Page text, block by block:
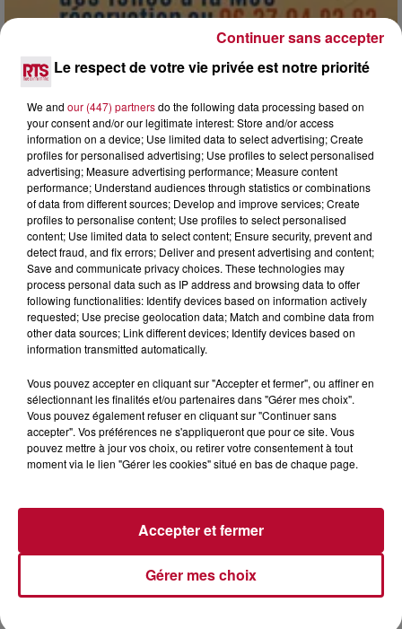
7 août 2026
DINER CONCERT À LA MJC DE MARSEILLAN
6 août 2026
NÎMES : « LE RÊVE DU GLADIATEUR » INVESTIT
LES ARÈNES CES 3...
Après un franc succès l'été dernier, le spectacle « Le Rêve
Le respect de votre vie privée est notre priorité
We and our (447) partnersdo the following data processing based on
your consent and/or our legitimate interest: Store and/or access
information on a device; Use limited data to select advertising; Create
profiles for personalised advertising; Use profiles to select personalised
advertising; Measure advertising performance; Measure content
performance; Understand audiences through statistics or combinations
of data from different sources; Develop and improve services; Create
profiles to personalise content; Use profiles to select personalised
content; Use limited data to select content; Ensure security, prevent and
detect fraud, and fix errors; Deliver and present advertising and content;
Save and communicate privacy choices. These technologies may
process personal data such as IP address and browsing data to offer
following functionalities: Identify devices based on information actively
requested; Use precise geolocation data; Match and combine data from
other data sources; Link different devices; Identify devices based on
information transmitted automatically.
Vous pouvez accepter en cliquant sur "Accepter et fermer", ou affiner en
sélectionnant les finalités et/ou partenaires dans "Gérer mes choix".
Vous pouvez également refuser en cliquant sur "Continuer sans
accepter". Vos préférences ne s'appliqueront que pour ce site. Vous
pouvez mettre à jour vos choix, ou retirer votre consentement à tout
moment via le lien "Gérer les cookies" situé en bas de chaque page.
Gérer mes choix
Accepter et fermer
Continuer sans accepter